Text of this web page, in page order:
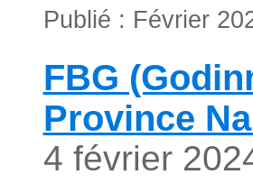
Publié : Février
FBG
Province
4 février